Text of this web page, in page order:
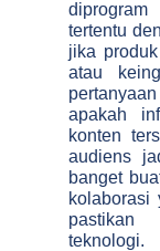
tertentu
jika
atau
apakah
konten
audiens
banget
kolaborasi
pastikan
teknologi.